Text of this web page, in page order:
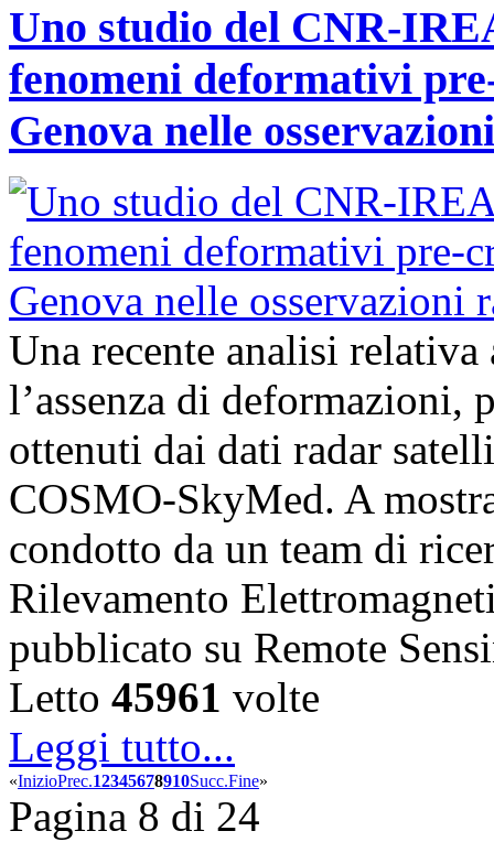
Uno studio del CNR-
fenomeni deformativi
Genova nelle
Una recente analisi
l’assenza di
ottenuti dai dati radar
COSMO-SkyMed. A
condotto da un team di
Rilevamento
pubblicato su Remote
Letto 45961 volte
Leggi tutto...
«InizioPrec.12345678910Succ.Fine»
Pagina 8 di 24